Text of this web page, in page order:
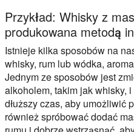
Przykład: Whisky z
produkowana metodą
Istnieje kilka sposobów na
whisky, rum lub wódka,
Jednym ze sposobów jest
alkoholem, takim jak whisky,
dłuższy czas, aby umożliwić
również spróbować dodać